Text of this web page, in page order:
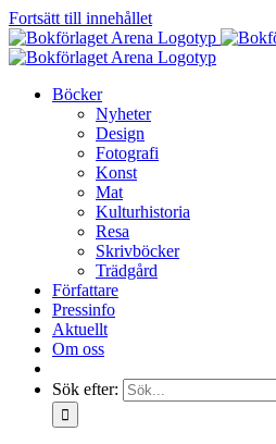
Fortsätt till innehållet
Böcker
Nyheter
Design
Fotografi
Konst
Mat
Kulturhistoria
Resa
Skrivböcker
Trädgård
Författare
Pressinfo
Aktuellt
Om oss
Sök efter: